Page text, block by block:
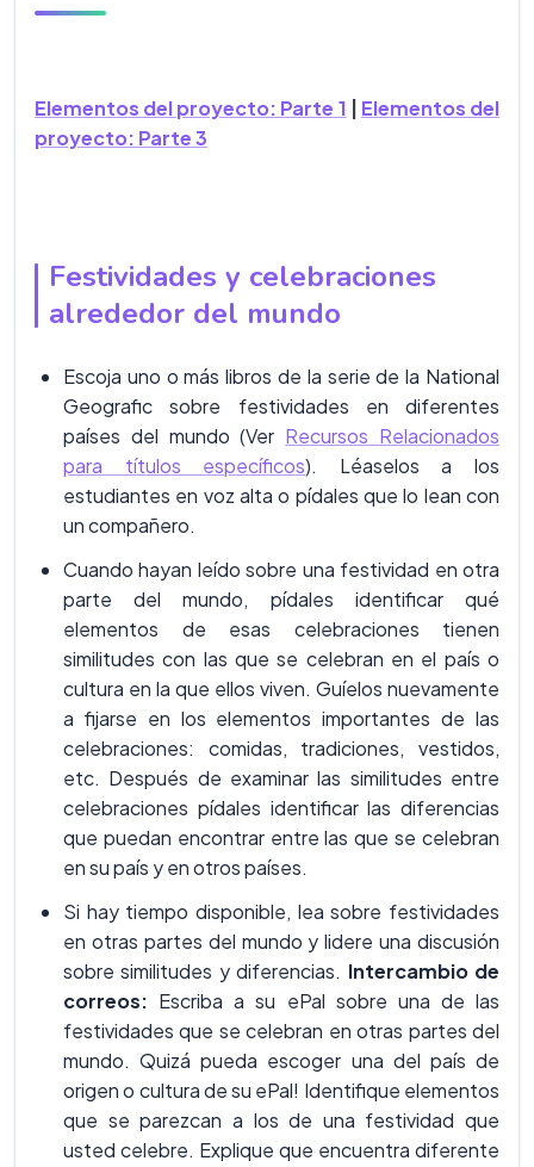
Elementos del proyecto: Parte 1
Elementos del
proyecto: Parte 3
Festividades y celebraciones
alrededor del mundo
Escoja uno o más libros de la serie de la National
Geografic sobre festividades en diferentes
países del mundo (Ver Recursos Relacionados
para títulos específicos). Léaselos a los
estudiantes en voz alta o pídales que lo lean con
un compañero.
Cuando hayan leído sobre una festividad en otra
parte del mundo, pídales identificar qué
elementos de esas celebraciones tienen
similitudes con las que se celebran en el país o
cultura en la que ellos viven. Guíelos nuevamente
a fijarse en los elementos importantes de las
celebraciones: comidas, tradiciones, vestidos,
etc. Después de examinar las similitudes entre
celebraciones pídales identificar las diferencias
que puedan encontrar entre las que se celebran
en su país y en otros países.
Si hay tiempo disponible, lea sobre festividades
en otras partes del mundo y lidere una discusión
sobre similitudes y diferencias. Intercambio de
correos: Escriba a su ePal sobre una de las
festividades que se celebran en otras partes del
mundo. Quizá pueda escoger una del país de
origen o cultura de su ePal! Identifique elementos
que se parezcan a los de una festividad que
usted celebre. Explique que encuentra diferente